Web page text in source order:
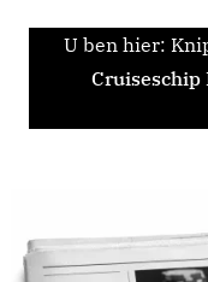
U ben hier:
Cruiseschip